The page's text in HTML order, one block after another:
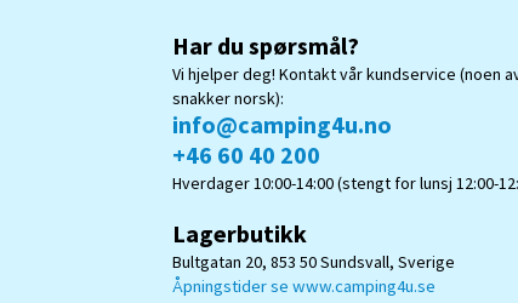
Har du spørsmål?
Vi hjelper deg! Kontakt vår kundservice (noen
snakker norsk):
info@camping4u.no
+46 60 40 200
Hverdager 10:00-14:00 (stengt for lunsj 12:00-
Lagerbutikk
Bultgatan 20, 853 50 Sundsvall, Sverige
Åpningstider se www.camping4u.se